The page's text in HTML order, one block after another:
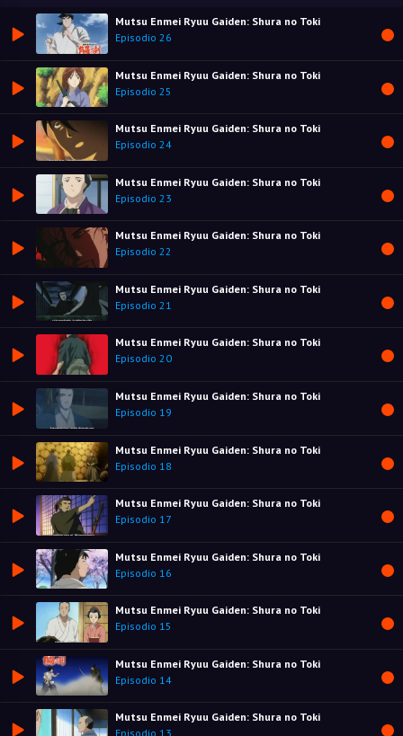
Mutsu Enmei Ryuu Gaiden: Shura no Toki
Episodio 26
Mutsu Enmei Ryuu Gaiden: Shura no Toki
Episodio 25
Mutsu Enmei Ryuu Gaiden: Shura no Toki
Episodio 24
Mutsu Enmei Ryuu Gaiden: Shura no Toki
Episodio 23
Mutsu Enmei Ryuu Gaiden: Shura no Toki
Episodio 22
Mutsu Enmei Ryuu Gaiden: Shura no Toki
Episodio 21
Mutsu Enmei Ryuu Gaiden: Shura no Toki
Episodio 20
Mutsu Enmei Ryuu Gaiden: Shura no Toki
Episodio 19
Mutsu Enmei Ryuu Gaiden: Shura no Toki
Episodio 18
Mutsu Enmei Ryuu Gaiden: Shura no Toki
Episodio 17
Mutsu Enmei Ryuu Gaiden: Shura no Toki
Episodio 16
Mutsu Enmei Ryuu Gaiden: Shura no Toki
Episodio 15
Mutsu Enmei Ryuu Gaiden: Shura no Toki
Episodio 14
Mutsu Enmei Ryuu Gaiden: Shura no Toki
Episodio 13